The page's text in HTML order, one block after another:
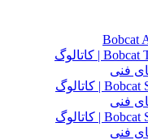
مینی لودر بابکت Bobcat T320 | کاتالوگ
فنی
مینی لودر بابکت Bobcat S185 | کاتالوگ
فنی
مینی لودر بابکت Bobcat S130 | کاتالوگ
فنی